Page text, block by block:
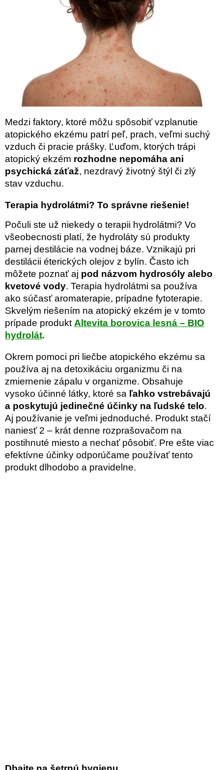
Medzi faktory, ktoré môžu spôsobiť vzplanutie
atopického ekzému patrí peľ, prach, veľmi suchý
vzduch či pracie prášky. Ľuďom, ktorých trápi
atopický ekzém rozhodne nepomáha ani
psychická záťaž, nezdravý životný štýl či zlý
stav vzduchu.
Terapia hydrolátmi? To správne riešenie!
Počuli ste už niekedy o terapii hydrolátmi? Vo
všeobecnosti platí, že hydroláty sú produkty
parnej destilácie na vodnej báze. Vznikajú pri
destilácii éterických olejov z bylín. Často ich
môžete poznať aj pod názvom hydrosóly alebo
kvetové vody. Terapia hydrolátmi sa používa
ako súčasť aromaterapie, prípadne fytoterapie.
Skvelým riešením na atopický ekzém je v tomto
prípade produkt Altevita borovica lesná – BIO
hydrolát.
Okrem pomoci pri liečbe atopického ekzému sa
používa aj na detoxikáciu organizmu či na
zmiernenie zápalu v organizme. Obsahuje
vysoko účinné látky, ktoré sa ľahko vstrebávajú
a poskytujú jedinečné účinky na ľudské telo.
Aj používanie je veľmi jednoduché. Produkt stačí
naniesť 2 – krát denne rozprašovačom na
postihnuté miesto a nechať pôsobiť. Pre ešte viac
efektívne účinky odporúčame používať tento
produkt dlhodobo a pravidelne.